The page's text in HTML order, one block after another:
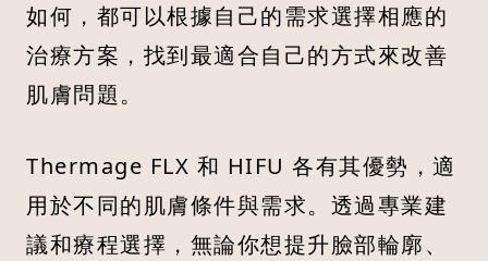
如何，都可以根據自己的需求選擇相應的
治療方案，找到最適合自己的方式來改善
肌膚問題。
Thermage FLX 和 HIFU 各有其優勢，適
用於不同的肌膚條件與需求。透過專業建
議和療程選擇，無論你想提升臉部輪廓、